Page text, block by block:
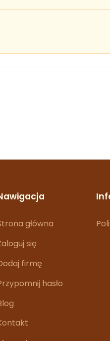
główna
się
firmę
hasło